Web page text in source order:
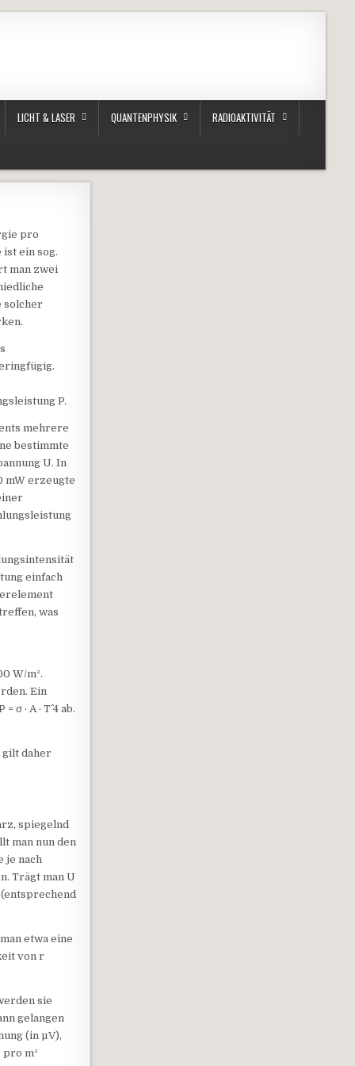
LICHT & LASER QUANTENPHYSIK RADIOAKTIVITÄT
pro
ein sog.
man zwei
solcher
P.
mehrere
bestimmte
U. In
mW erzeugte
einfach
was
W/m².
Ein
· A · T^ 4 ab.
gilt daher
spiegelnd
man nun den
je nach
Trägt man U
(entsprechend
etwa eine
von r
sie
gelangen
(in µV),
m²